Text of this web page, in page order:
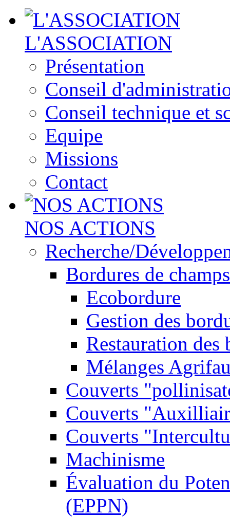
L'ASSOCIATION
Présentation
Conseil
Conseil technique et
Equipe
Missions
Contact
NOS ACTIONS
Recherche/
Bordures de champs
Ecobordure
Gestion des
Restauration des
Mélanges
Couverts
Couverts
Couverts
Machinisme
Évaluation du
(EPPN)